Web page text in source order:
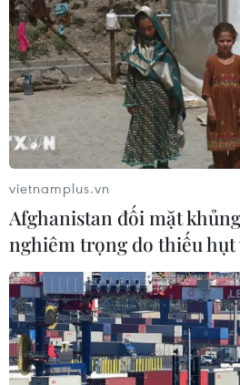
vietnamplus.vn
Afghanistan đối mặt
nghiêm trọng do thiếu